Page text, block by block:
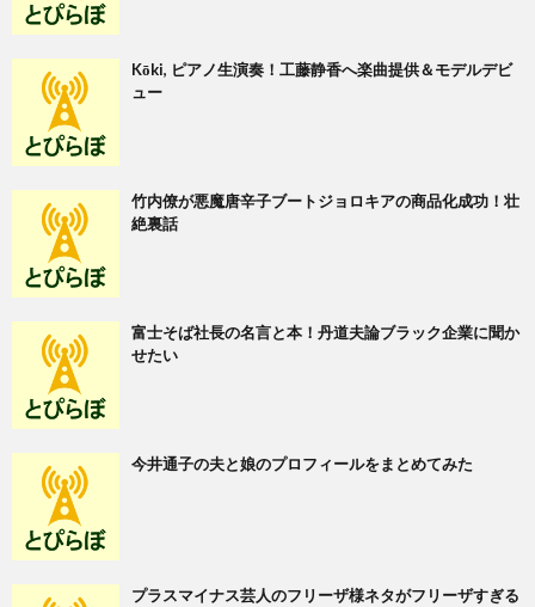
Kōki, ピアノ生演奏！工藤静香へ楽曲提供＆モデルデビ
ュー
竹内僚が悪魔唐辛子ブートジョロキアの商品化成功！壮
絶裏話
富士そば社長の名言と本！丹道夫論ブラック企業に聞か
せたい
今井通子の夫と娘のプロフィールをまとめてみた
プラスマイナス芸人のフリーザ様ネタがフリーザすぎる